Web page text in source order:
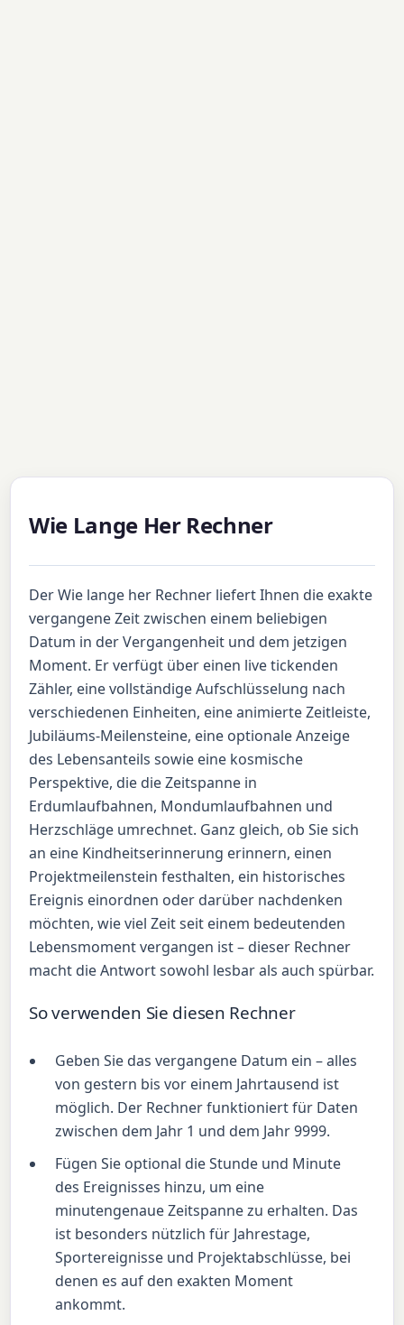
Wie Lange Her Rechner
Der Wie lange her Rechner liefert Ihnen die exakte
vergangene Zeit zwischen einem beliebigen
Datum in der Vergangenheit und dem jetzigen
Moment. Er verfügt über einen live tickenden
Zähler, eine vollständige Aufschlüsselung nach
verschiedenen Einheiten, eine animierte Zeitleiste,
Jubiläums-Meilensteine, eine optionale Anzeige
des Lebensanteils sowie eine kosmische
Perspektive, die die Zeitspanne in
Erdumlaufbahnen, Mondumlaufbahnen und
Herzschläge umrechnet. Ganz gleich, ob Sie sich
an eine Kindheitserinnerung erinnern, einen
Projektmeilenstein festhalten, ein historisches
Ereignis einordnen oder darüber nachdenken
möchten, wie viel Zeit seit einem bedeutenden
Lebensmoment vergangen ist – dieser Rechner
macht die Antwort sowohl lesbar als auch spürbar.
So verwenden Sie diesen Rechner
Geben Sie das vergangene Datum ein – alles
von gestern bis vor einem Jahrtausend ist
möglich. Der Rechner funktioniert für Daten
zwischen dem Jahr 1 und dem Jahr 9999.
Fügen Sie optional die Stunde und Minute
des Ereignisses hinzu, um eine
minutengenaue Zeitspanne zu erhalten. Das
ist besonders nützlich für Jahrestage,
Sportereignisse und Projektabschlüsse, bei
denen es auf den exakten Moment
ankommt.